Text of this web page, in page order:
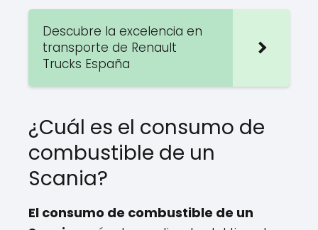
Descubre la excelencia en
transporte de Renault
Trucks España
¿Cuál es el consumo de
combustible de un
Scania?
El consumo de combustible de un